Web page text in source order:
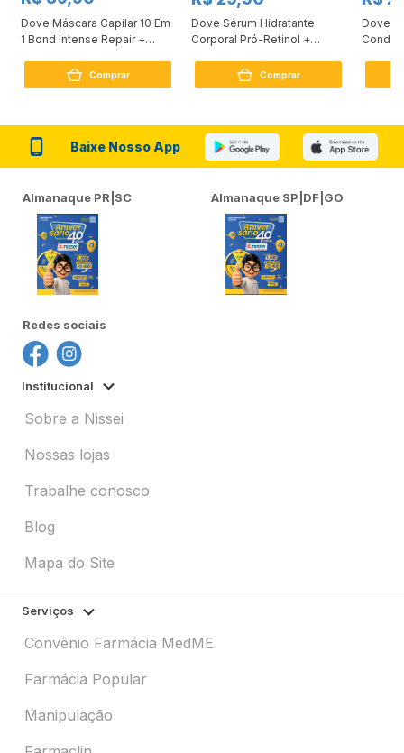
Dove Máscara Capilar 10 Em
1 Bond Intense Repair +
Comprar
Dove Sérum Hidratante
Corporal Pró-Retinol +
Comprar
Dove
Baixe Nosso App
Almanaque PR|SC Almanaque SP|DF|GO
Redes sociais
Institucional
Sobre a Nissei
Nossas lojas
Trabalhe conosco
Blog
Mapa do Site
Serviços
Convênio Farmácia MedME
Farmácia Popular
Manipulação